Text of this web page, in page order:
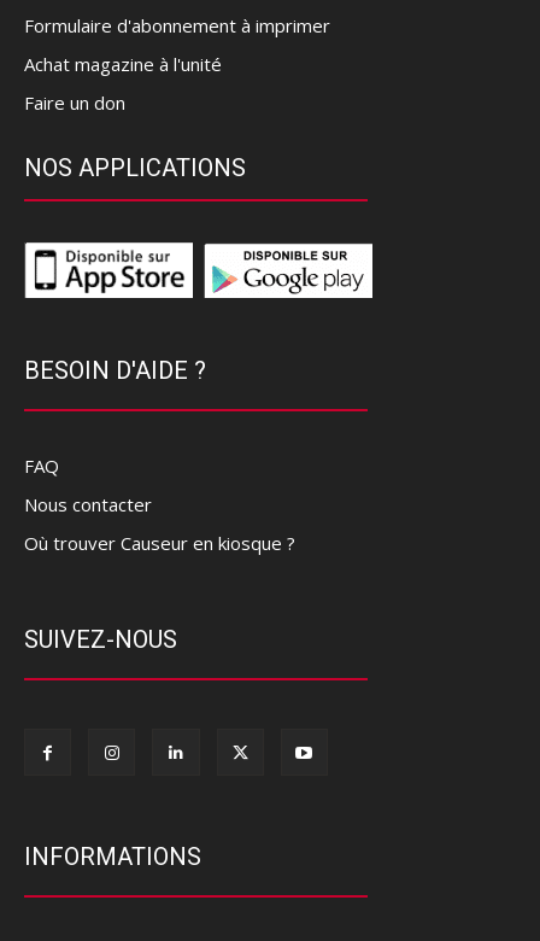
Formulaire d'abonnement à imprimer
Achat magazine à l'unité
Faire un don
NOS APPLICATIONS
BESOIN D'AIDE ?
FAQ
Nous contacter
Où trouver Causeur en kiosque ?
SUIVEZ-NOUS
INFORMATIONS